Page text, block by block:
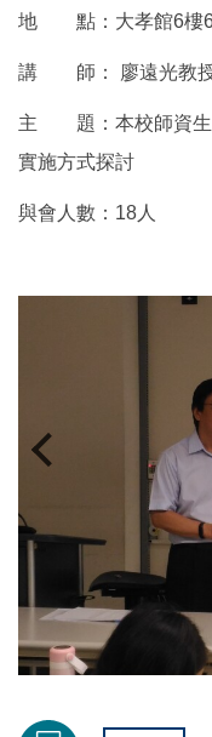
地 點：大孝館6樓
講 師： 廖遠光教授
主 題：本校師資生
實施方式探討
與會人數：18人